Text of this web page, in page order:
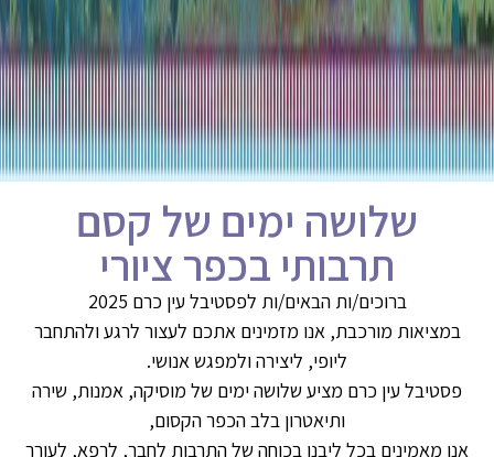
שלושה ימים של קסם
תרבותי בכפר ציורי
ברוכים/ות הבאים/ות לפסטיבל עין כרם 2025
במציאות מורכבת, אנו מזמינים אתכם לעצור לרגע ולהתחבר
ליופי, ליצירה ולמפגש אנושי.
פסטיבל עין כרם מציע שלושה ימים של מוסיקה, אמנות, שירה
ותיאטרון בלב הכפר הקסום,
אנו מאמינים בכל ליבנו בכוחה של התרבות לחבר, לרפא, לעורר